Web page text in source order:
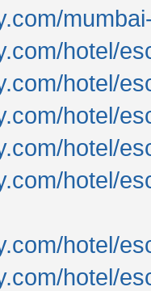
hotel/
hotel/
hotel/
hotel/
hotel/
hotel/
hotel/